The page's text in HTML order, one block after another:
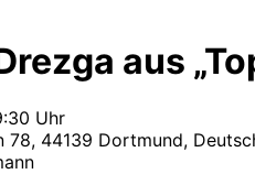
aus
Uhr
78, 44139 Dortmund,